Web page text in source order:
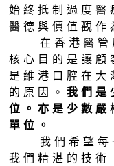
始終抵制過度醫
醫德與價值觀作
在香港醫管
核心目的是讓顧
是維港口腔在大
的原因。我們是
位。亦是少數嚴
單位。
我們希望
我們精湛的技術